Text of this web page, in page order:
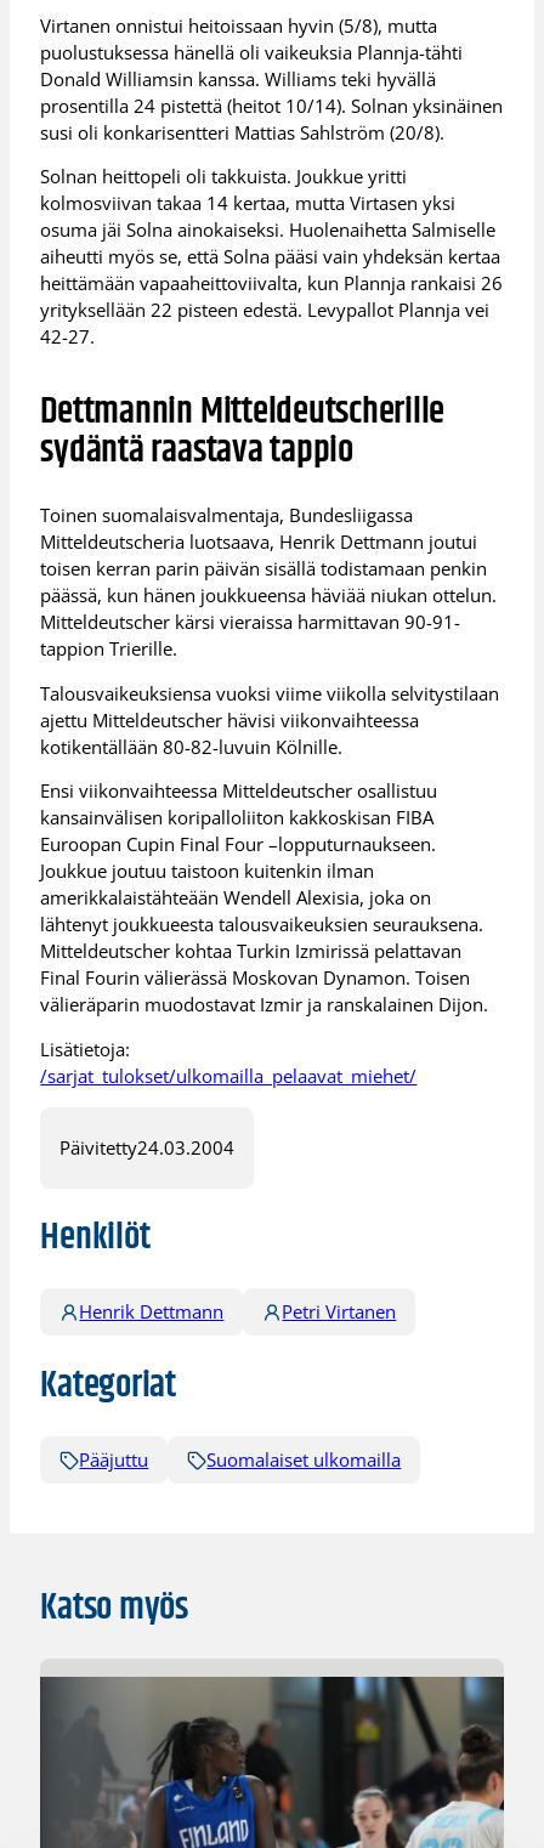
Virtanen onnistui heitoissaan hyvin (5/8), mutta
puolustuksessa hänellä oli vaikeuksia Plannja-tähti
Donald Williamsin kanssa. Williams teki hyvällä
prosentilla 24 pistettä (heitot 10/14). Solnan yksinäinen
susi oli konkarisentteri Mattias Sahlström (20/8).
Solnan heittopeli oli takkuista. Joukkue yritti
kolmosviivan takaa 14 kertaa, mutta Virtasen yksi
osuma jäi Solna ainokaiseksi. Huolenaihetta Salmiselle
aiheutti myös se, että Solna pääsi vain yhdeksän kertaa
heittämään vapaaheittoviivalta, kun Plannja rankaisi 26
yrityksellään 22 pisteen edestä. Levypallot Plannja vei
42-27.
Dettmannin Mitteldeutscherille
sydäntä raastava tappio
Toinen suomalaisvalmentaja, Bundesliigassa
Mitteldeutscheria luotsaava, Henrik Dettmann joutui
toisen kerran parin päivän sisällä todistamaan penkin
päässä, kun hänen joukkueensa häviää niukan ottelun.
Mitteldeutscher kärsi vieraissa harmittavan 90-91-
tappion Trierille.
Talousvaikeuksiensa vuoksi viime viikolla selvitystilaan
ajettu Mitteldeutscher hävisi viikonvaihteessa
kotikentällään 80-82-luvuin Kölnille.
Ensi viikonvaihteessa Mitteldeutscher osallistuu
kansainvälisen koripalloliiton kakkoskisan FIBA
Euroopan Cupin Final Four –lopputurnaukseen.
Joukkue joutuu taistoon kuitenkin ilman
amerikkalaistähteään Wendell Alexisia, joka on
lähtenyt joukkueesta talousvaikeuksien seurauksena.
Mitteldeutscher kohtaa Turkin Izmirissä pelattavan
Final Fourin välierässä Moskovan Dynamon. Toisen
välieräparin muodostavat Izmir ja ranskalainen Dijon.
Lisätietoja:
/sarjat_tulokset/ulkomailla_pelaavat_miehet/
Päivitetty24.03.2004
Henkilöt
Henrik Dettmann Petri Virtanen
Kategoriat
Pääjuttu Suomalaiset ulkomailla
Katso myös